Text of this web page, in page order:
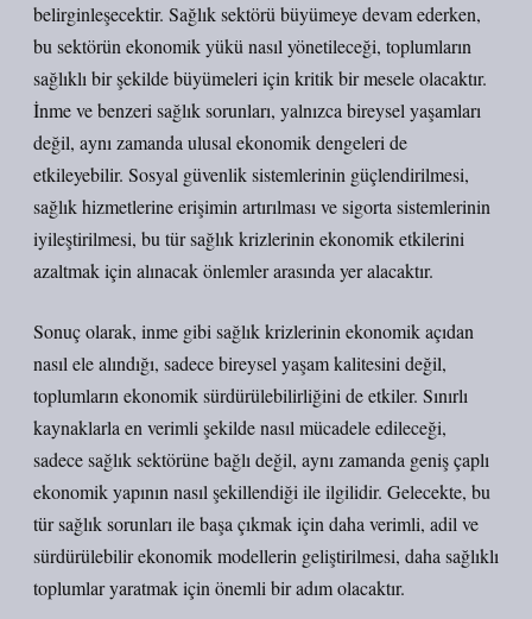
belirginleşecektir. Sağlık sektörü büyümeye devam ederken,
bu sektörün ekonomik yükü nasıl yönetileceği, toplumların
sağlıklı bir şekilde büyümeleri için kritik bir mesele olacaktır.
İnme ve benzeri sağlık sorunları, yalnızca bireysel yaşamları
değil, aynı zamanda ulusal ekonomik dengeleri de
etkileyebilir. Sosyal güvenlik sistemlerinin güçlendirilmesi,
sağlık hizmetlerine erişimin artırılması ve sigorta sistemlerinin
iyileştirilmesi, bu tür sağlık krizlerinin ekonomik etkilerini
azaltmak için alınacak önlemler arasında yer alacaktır.
Sonuç olarak, inme gibi sağlık krizlerinin ekonomik açıdan
nasıl ele alındığı, sadece bireysel yaşam kalitesini değil,
toplumların ekonomik sürdürülebilirliğini de etkiler. Sınırlı
kaynaklarla en verimli şekilde nasıl mücadele edileceği,
sadece sağlık sektörüne bağlı değil, aynı zamanda geniş çaplı
ekonomik yapının nasıl şekillendiği ile ilgilidir. Gelecekte, bu
tür sağlık sorunları ile başa çıkmak için daha verimli, adil ve
sürdürülebilir ekonomik modellerin geliştirilmesi, daha sağlıklı
toplumlar yaratmak için önemli bir adım olacaktır.